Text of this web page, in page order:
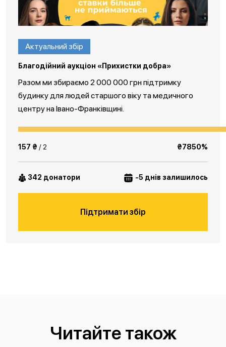
Актуальний збір
Благодійний аукціон «Прихистки добра»
Разом ми збираємо 2 000 000 грн підтримку
будинку для людей старшого віку та медичного
центру на Івано-Франківщині.
157 ₴ / 2 ₴7850%
342 донатори -5 днів залишилось
Підтримати збір
Читайте також